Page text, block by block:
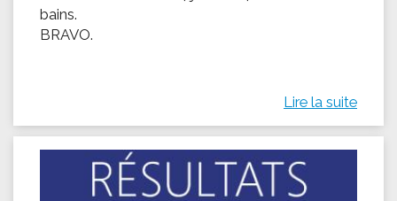
bains.
BRAVO.
Lire la suite